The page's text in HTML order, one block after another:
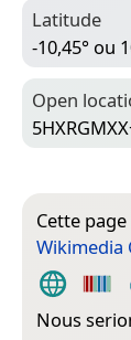
Latitude
-10,45° ou
Open
Cette
Wikimedia
Nous